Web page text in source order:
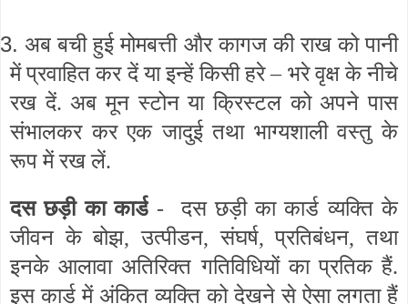
अब बची हुई मोमबत्ती और कागज की राख को पानी
में प्रवाहित कर दें या इन्हें किसी हरे – भरे वृक्ष के नीचे
रख दें. अब मून स्टोन या क्रिस्टल को अपने पास
संभालकर कर एक जादुई तथा भाग्यशाली वस्तु के
रूप में रख लें.
दस छड़ी का कार्ड- दस छड़ी का कार्ड व्यक्ति के
जीवन के बोझ, उत्पीडन, संघर्ष, प्रतिबंधन, तथा
इनके आलावा अतिरिक्त गतिविधियों का प्रतिक हैं.
इस कार्ड में अंकित व्यक्ति को देखने से ऐसा लगता हैं